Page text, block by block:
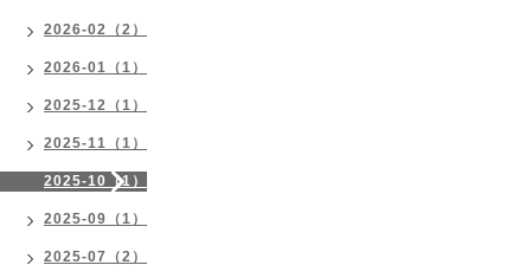
2026-02（2）
2026-01（1）
2025-12（1）
2025-11（1）
2025-10（1）
2025-09（1）
2025-07（2）